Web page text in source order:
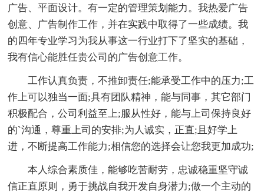
广告、平面设计。有一定的管理策划能力。我热爱广告
创意、广告制作工作，并在实践中取得了一些成绩。我
的四年专业学习为我从事这一行业打下了坚实的基础，
我有信心能胜任贵公司的广告创意工作。
工作认真负责，不推卸责任;能承受工作中的压力;工
作上可以独当一面;具有团队精神，能与同事，其它部门
积极配合，公司利益至上;服从性好，能与上司保持良好
的`沟通，尊重上司的安排;为人诚实，正直;且好学上
进，不断提高工作能力;相信您的选择会让您我更加成功;
本人综合素质佳，能够吃苦耐劳，忠诚稳重坚守诚
信正直原则，勇于挑战自我开发自身潜力;做一个主动的